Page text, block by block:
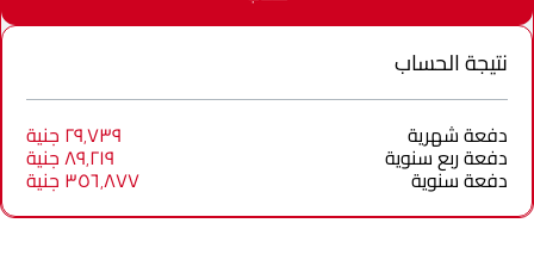
نتيجة الحساب
دفعة شهرية ٢٩٬٧٣٩ جنية
دفعة ربع سنوية ٨٩٬٢١٩ جنية
دفعة سنوية ٣٥٦٬٨٧٧ جنية